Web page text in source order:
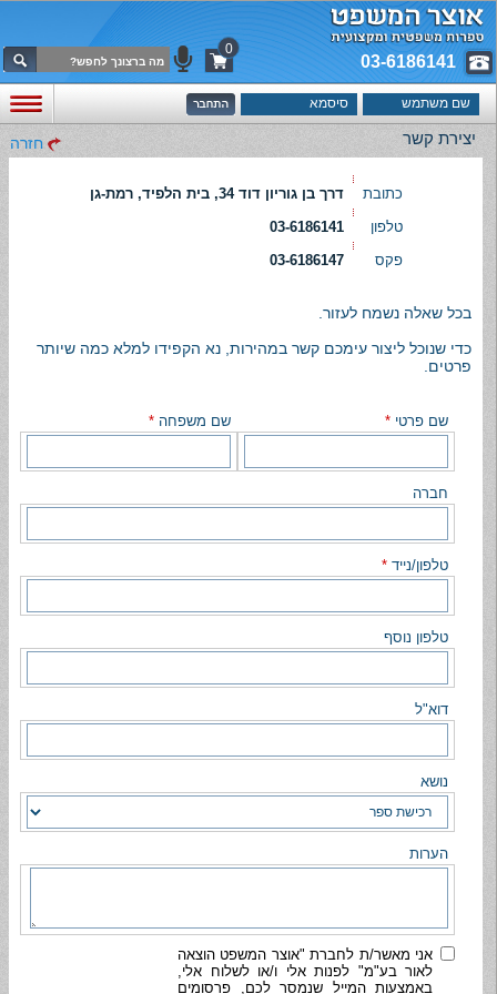
03-6186141
0
יצירת קשר חזרה
כתובת
דרך בן גוריון דוד 34, בית הלפיד, רמת-גן
טלפון
03-6186141
פקס
03-6186147
בכל שאלה נשמח לעזור.
כדי שנוכל ליצור עימכם קשר במהירות, נא הקפידו למלא כמה שיותר
פרטים.
שם פרטי * שם משפחה *
חברה
טלפון/נייד *
טלפון נוסף
דוא"ל
נושא
הערות
אני מאשר/ת לחברת "אוצר המשפט הוצאה
לאור בע"מ" לפנות אלי ו/או לשלוח אלי,
באמצעות המייל שנמסר לכם, פרסומים